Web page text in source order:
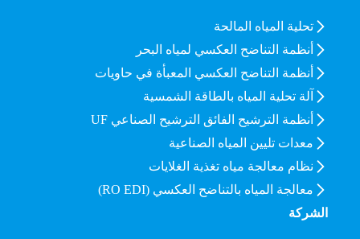
تحلية المياه المالحة
أنظمة التناضح العكسي لمياه البحر
أنظمة التناضح العكسي المعبأة في حاويات
آلة تحلية المياه بالطاقة الشمسية
أنظمة الترشيح الفائق الترشيح الصناعي UF
معدات تليين المياه الصناعية
نظام معالجة مياه تغذية الغلايات
معالجة المياه بالتناضح العكسي (RO EDI)
الشركة